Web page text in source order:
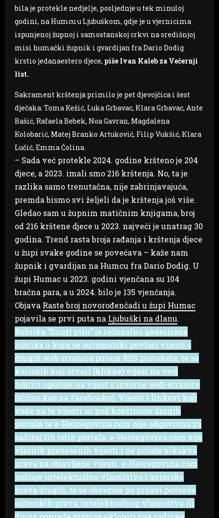
bila je protekle nedjelje, posljednje u tek minuloj
godini, na Humcu u Ljubuškom, gdje je u vjernicima
ispunjenoj župnoj i samostanskoj crkvi na središnjoj
misi humački župnik i gvardijan fra Dario Dodig
krstio jedanaestero djece, piše Ivan Kaleb za Večernji
list.
Sakrament krštenja primilo je pet djevojčica i šest
dječaka: Toma Kežić, Luka Grbavac, Klara Grbavac, Ante
Bašić, Rafaela Bebek, Noa Gavran, Magdalena
Kolobarić, Matej Branko Artuković, Filip Vukšić, Klara
Lučić, Emma Čolina.
– Sada već protekle 2024. godine kršteno je 204
djece, a 2023. imali smo 216 krštenja. No, ta je
razlika samo trenutačna, nije zabrinjavajuća,
premda bismo svi željeli da je krštenja još više.
Gledao sam u župnim matičnim knjigama, broj
od 216 krštene djece u 2023. najveći je unatrag 30
godina. Trend rasta broja rađanja i krštenja djece
u župi svake godine se povećava – kaže nam
župnik i gvardijan na Humcu fra Dario Dodig. U
župi Humac u 2023. godini vjenčana su 104
bračna para, a u 2024. bilo je 135 vjenčanja.
Objava Raste broj novorođenčadi u župi Humac
pojavila se prvi puta na Ljubuški na dlanu.
Rubrika “Drugi pišu” je računalno generirana
rubrika u kojoj se automatski povlači vijesti s
drugih web stranica putem RSS protokola, te se
korisnik koji otvori (klikne) vijest na ovoj
rubrici upućuje na vijest s izvorne web-stranice
(slično kao na Facebooku). Vijesti i linkovi koji
vode na te vijesti su pod kontrolom drugih
portala te e-Hercegovina.com nije odgovorna za
sadržaj tih istih portala. e-Hercegovina.com nije
vlasnik prenesenih vijesti i ne polaže nikakva
prava na objavljene vijesti. e-Hercegovina.com
poštuje intelektualno vlasništvo i autorska
prava drugih, te se obvezuje po prijavi povrede
autorskih prava, intelektualnog vlasništva ili